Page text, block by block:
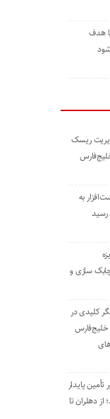
هدف
ریسک
نوشت‌افزار به
رسید
سازی و
کلیدی در
خلیج‌فارس
پایدار
دهلران تا